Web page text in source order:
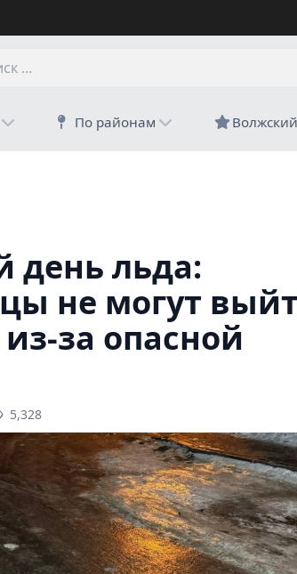
По районам Волжский
из дворов из-за опасной наледи
день льда:
не могут
за опасной
5,328